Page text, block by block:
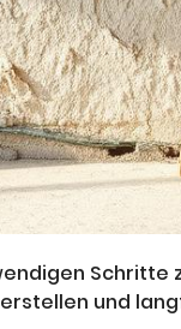
Schritte
und